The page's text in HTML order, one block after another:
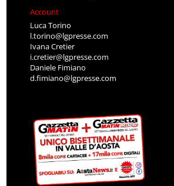
Account
Luca Torino
l.torino@lgpresse.com
Ivana Cretier
i.cretier@lgpresse.com
Daniele Fimiano
d.fimiano@lgpresse.com